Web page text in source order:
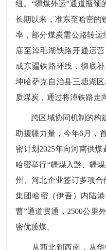
纽。“疆煤外运”通道瓶颈
长期以来，准东至哈密的
率，部分煤炭需公路转运
庙至淖毛湖铁路开通运
成东疆铁路环线，彻底
坤哈萨克自治县三塘湖
质煤炭，通过将淖铁路走
跨区域协同机制的构建
助援疆力量，今年6月，
密计划2025年向河南供煤
哈密举行“疆煤入黔、疆
州、河北企业签订多项
集团哈密（伊吾）内陆
曹”通道贯通，2500公里
密优质煤。
从西北到西南，从华